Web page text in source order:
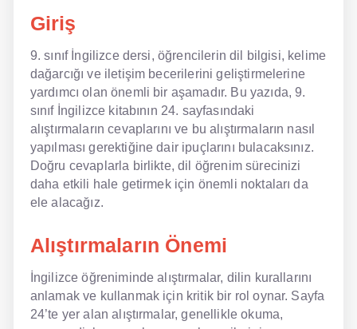
Hipnozla İngilizce
Hızlı İngilizce
İngilizce Kursu Yorum
İngilizce Kursu
NLP İngilizce
Offline İngilizce
Online İngilizce
Sözlük
Giriş
9. sınıf İngilizce dersi, öğrencilerin dil bilgisi, kelime
dağarcığı ve iletişim becerilerini geliştirmelerine
yardımcı olan önemli bir aşamadır. Bu yazıda, 9.
sınıf İngilizce kitabının 24. sayfasındaki
alıştırmaların cevaplarını ve bu alıştırmaların nasıl
yapılması gerektiğine dair ipuçlarını bulacaksınız.
Doğru cevaplarla birlikte, dil öğrenim sürecinizi
daha etkili hale getirmek için önemli noktaları da
ele alacağız.
Alıştırmaların Önemi
İngilizce öğreniminde alıştırmalar, dilin kurallarını
anlamak ve kullanmak için kritik bir rol oynar. Sayfa
24’te yer alan alıştırmalar, genellikle okuma,